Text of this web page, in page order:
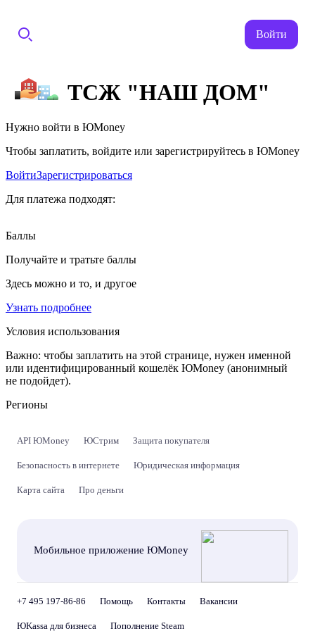
Войти
ТСЖ "НАШ ДОМ"
Нужно войти в ЮMoney
Чтобы заплатить, войдите или зарегистрируйтесь в ЮMoney
ВойтиЗарегистрироваться
Для платежа подходят:
Баллы
Получайте и тратьте баллы
Здесь можно и то, и другое
Узнать подробнее
Условия использования
Важно: чтобы заплатить на этой странице, нужен именной
или идентифицированный кошелёк ЮMoney (анонимный
не подойдет).
Регионы
API ЮMoney ЮСтрим Защита покупателя
Безопасность в интернете Юридическая информация
Карта сайта Про деньги
Мобильное приложение ЮMoney
+7 495 197-86-86 Помощь Контакты Вакансии
ЮKassa для бизнеса Пополнение Steam